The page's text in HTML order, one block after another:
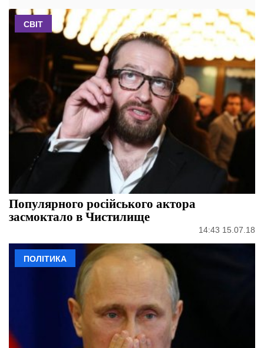
СВІТ
Популярного російського актора
засмоктало в Чистилище
14:43 15.07.18
ПОЛІТИКА